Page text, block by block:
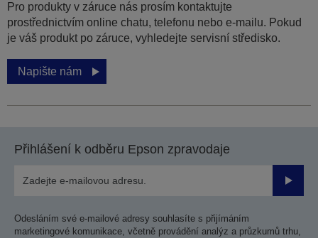
Pro produkty v záruce nás prosím kontaktujte
prostřednictvím online chatu, telefonu nebo e-mailu. Pokud
je váš produkt po záruce, vyhledejte servisní středisko.
Napište nám
Přihlášení k odběru Epson zpravodaje
Odesláním své e-mailové adresy souhlasíte s přijímáním
marketingové komunikace, včetně provádění analýz a průzkumů trhu,